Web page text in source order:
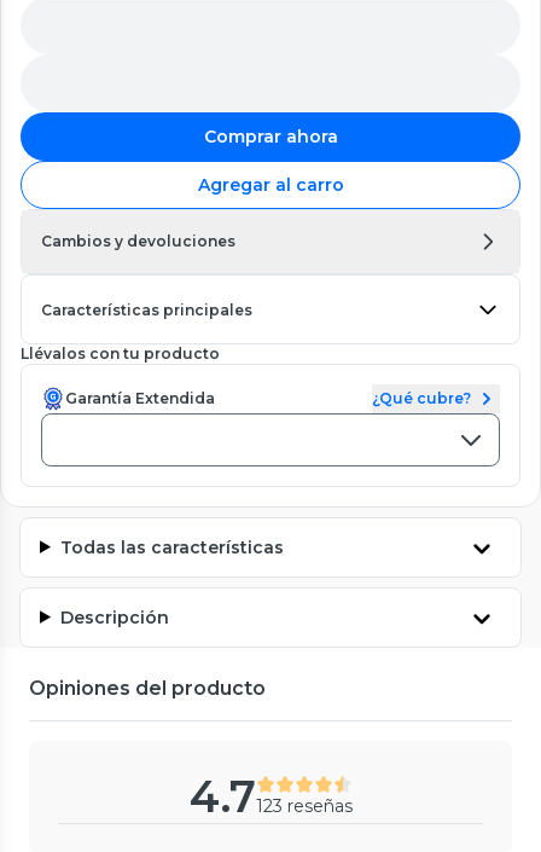
Comprar ahora
Agregar al carro
Cambios y devoluciones
Características principales
Llévalos con tu producto
Garantía Extendida ¿Qué cubre?
Todas las características
Descripción
Opiniones del producto
4.7123 reseñas